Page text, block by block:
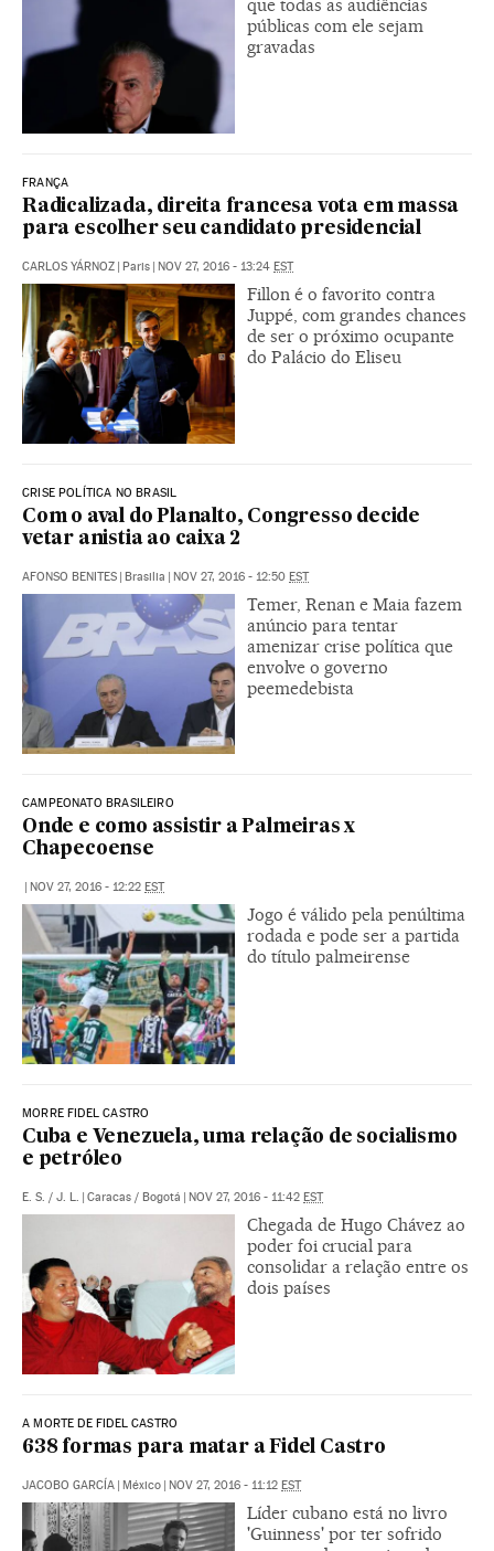
que todas as audiências
públicas com ele sejam
gravadas
FRANÇA
Radicalizada, direita francesa vota em massa
para escolher seu candidato presidencial
CARLOS YÁRNOZ | Paris | NOV 27, 2016 - 13:24 EST
Fillon é o favorito contra
Juppé, com grandes chances
de ser o próximo ocupante
do Palácio do Eliseu
CRISE POLÍTICA NO BRASIL
Com o aval do Planalto, Congresso decide
vetar anistia ao caixa 2
AFONSO BENITES | Brasilia | NOV 27, 2016 - 12:50 EST
Temer, Renan e Maia fazem
anúncio para tentar
amenizar crise política que
envolve o governo
peemedebista
CAMPEONATO BRASILEIRO
Onde e como assistir a Palmeiras x
Chapecoense
| NOV 27, 2016 - 12:22 EST
Jogo é válido pela penúltima
rodada e pode ser a partida
do título palmeirense
MORRE FIDEL CASTRO
Cuba e Venezuela, uma relação de socialismo
e petróleo
E. S. / J. L. | Caracas / Bogotá | NOV 27, 2016 - 11:42 EST
Chegada de Hugo Chávez ao
poder foi crucial para
consolidar a relação entre os
dois países
A MORTE DE FIDEL CASTRO
638 formas para matar a Fidel Castro
JACOBO GARCÍA | México | NOV 27, 2016 - 11:12 EST
Líder cubano está no livro
'Guinness' por ter sofrido